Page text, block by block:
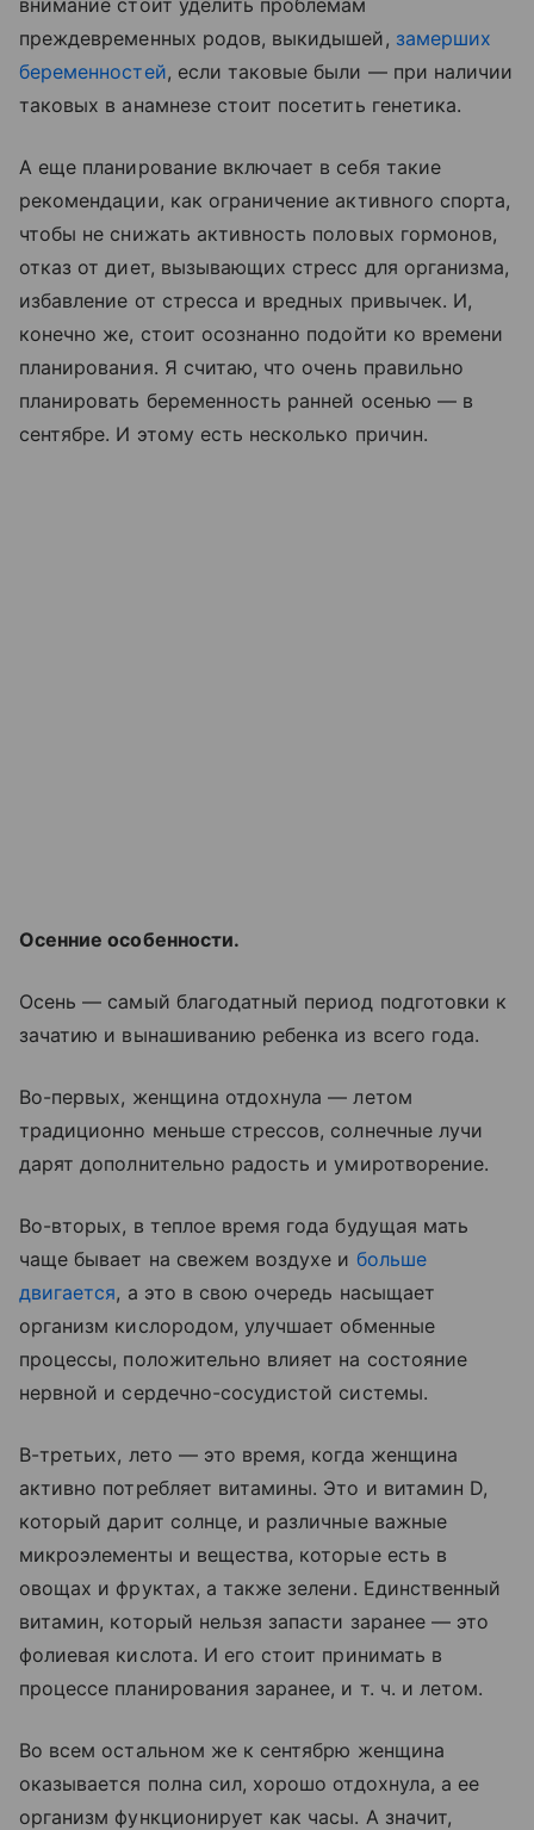
внимание стоит уделить проблемам
преждевременных родов, выкидышей, замерших
беременностей, если таковые были — при наличии
таковых в анамнезе стоит посетить генетика.
А еще планирование включает в себя такие
рекомендации, как ограничение активного спорта,
чтобы не снижать активность половых гормонов,
отказ от диет, вызывающих стресс для организма,
избавление от стресса и вредных привычек. И,
конечно же, стоит осознанно подойти ко времени
планирования. Я считаю, что очень правильно
планировать беременность ранней осенью — в
сентябре. И этому есть несколько причин.
Осенние особенности.
Осень — самый благодатный период подготовки к
зачатию и вынашиванию ребенка из всего года.
Во-первых, женщина отдохнула — летом
традиционно меньше стрессов, солнечные лучи
дарят дополнительно радость и умиротворение.
Во-вторых, в теплое время года будущая мать
чаще бывает на свежем воздухе и больше
двигается, а это в свою очередь насыщает
организм кислородом, улучшает обменные
процессы, положительно влияет на состояние
нервной и сердечно-сосудистой системы.
В-третьих, лето — это время, когда женщина
активно потребляет витамины. Это и витамин D,
который дарит солнце, и различные важные
микроэлементы и вещества, которые есть в
овощах и фруктах, а также зелени. Единственный
витамин, который нельзя запасти заранее — это
фолиевая кислота. И его стоит принимать в
процессе планирования заранее, и т. ч. и летом.
Во всем остальном же к сентябрю женщина
оказывается полна сил, хорошо отдохнула, а ее
организм функционирует как часы. А значит,